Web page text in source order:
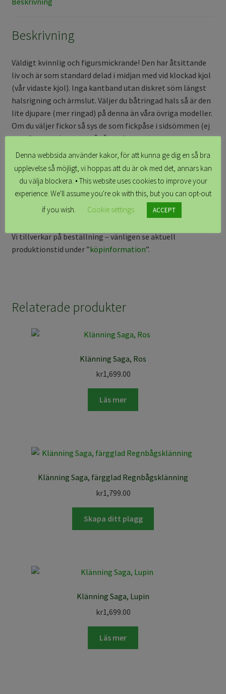
Beskrivning
Väldigt kvinnlig och figursmickrande! Den har åtsittande
liv och är som standard delad i midjan med vid klockad kjol
(vår vidaste kjol). Inga kantband utan diskret söm längst
halsrigning och ärmslut. Väljer du båtringad hals så är den
lite djupare (mer ringad) på denna än våra övriga modeller.
Om du väljer fickor så sys de som fickpåse i sidsömmen (ej
mot framstycket som på våra mönstrade
bomullsklänningar).
Material: Trikåtyg av 95% viskos och 5% elastan. Oekotex-
märkt. 230g/m
2
. Tunnare kvalité än bomullsjerseyn vi
vanligtvis syr av men med tyngre fall.
Klänningsdesign Jenny Sjöö.
Vi tillverkar på beställning – vänligen se aktuell
produktionstid under ”köpinformation”.
Relaterade produkter
Klänning Saga, Ros
kr1,699.00
Läs mer
Klänning Saga, färgglad Regnbågsklänning
kr1,799.00
Skapa ditt plagg
Klänning Saga, Lupin
kr1,699.00
Läs mer
Denna webbsida använder kakor, för att kunna ge dig en så bra
upplevelse så möjligt, vi hoppas att du är ok med det, annars kan
du välja blockera. • This website uses cookies to improve your
experience. We'll assume you're ok with this, but you can opt-out
if you wish.
Cookie settings ACCEPT